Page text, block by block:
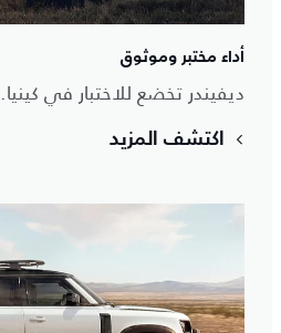
أداء مختبر وموثوق
ديفيندر تخضع للاختبار في كينيا.
اكتشف المزيد